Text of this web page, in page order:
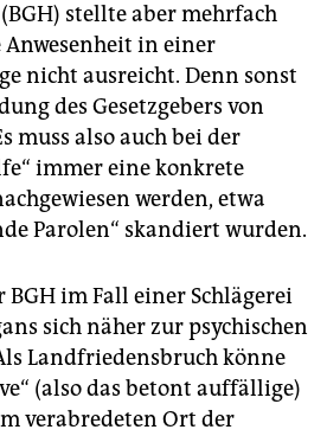
stellte aber mehrfach
in einer
nicht ausreicht. Denn sonst
des Gesetzgebers von
muss also auch bei der
immer eine konkrete
werden, etwa
Parolen“ skandiert wurden.
BGH im Fall einer Schlägerei
sich näher zur psychischen
Landfriedensbruch könne
(also das betont auffällige)
verabredeten Ort der